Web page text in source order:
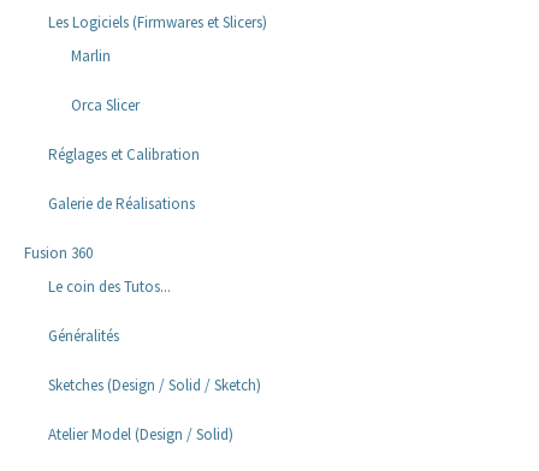
Les Logiciels (Firmwares et Slicers)
Marlin
Orca Slicer
Réglages et Calibration
Galerie de Réalisations
Fusion 360
Le coin des Tutos...
Généralités
Sketches (Design / Solid / Sketch)
Atelier Model (Design / Solid)